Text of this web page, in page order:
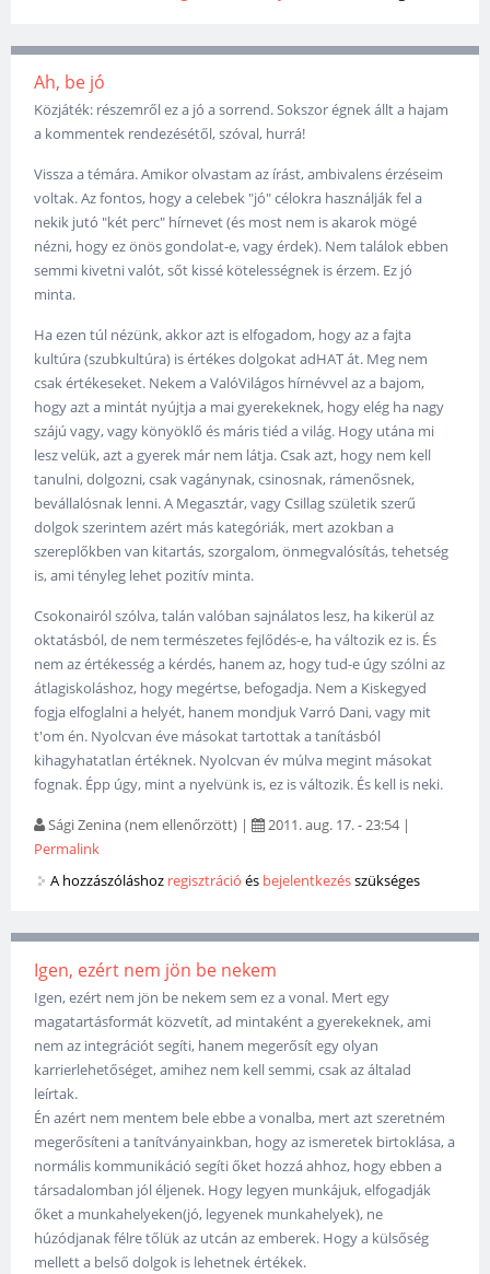
Ah, be jó
Közjáték: részemről ez a jó a sorrend. Sokszor égnek állt a hajam
a kommentek rendezésétől, szóval, hurrá!
Vissza a témára. Amikor olvastam az írást, ambivalens érzéseim
voltak. Az fontos, hogy a celebek "jó" célokra használják fel a
nekik jutó "két perc" hírnevet (és most nem is akarok mögé
nézni, hogy ez önös gondolat-e, vagy érdek). Nem találok ebben
semmi kivetni valót, sőt kissé kötelességnek is érzem. Ez jó
minta.
Ha ezen túl nézünk, akkor azt is elfogadom, hogy az a fajta
kultúra (szubkultúra) is értékes dolgokat adHAT át. Meg nem
csak értékeseket. Nekem a ValóVilágos hírnévvel az a bajom,
hogy azt a mintát nyújtja a mai gyerekeknek, hogy elég ha nagy
szájú vagy, vagy könyöklő és máris tiéd a világ. Hogy utána mi
lesz velük, azt a gyerek már nem látja. Csak azt, hogy nem kell
tanulni, dolgozni, csak vagánynak, csinosnak, rámenősnek,
bevállalósnak lenni. A Megasztár, vagy Csillag születik szerű
dolgok szerintem azért más kategóriák, mert azokban a
szereplőkben van kitartás, szorgalom, önmegvalósítás, tehetség
is, ami tényleg lehet pozitív minta.
Csokonairól szólva, talán valóban sajnálatos lesz, ha kikerül az
oktatásból, de nem természetes fejlődés-e, ha változik ez is. És
nem az értékesség a kérdés, hanem az, hogy tud-e úgy szólni az
átlagiskoláshoz, hogy megértse, befogadja. Nem a Kiskegyed
fogja elfoglalni a helyét, hanem mondjuk Varró Dani, vagy mit
t'om én. Nyolcvan éve másokat tartottak a tanításból
kihagyhatatlan értéknek. Nyolcvan év múlva megint másokat
fognak. Épp úgy, mint a nyelvünk is, ez is változik. És kell is neki.
Sági Zenina (nem ellenőrzött) | 2011. aug. 17. - 23:54|
Permalink
A hozzászóláshoz regisztráció és bejelentkezésszükséges
Igen, ezért nem jön be nekem
Igen, ezért nem jön be nekem sem ez a vonal. Mert egy
magatartásformát közvetít, ad mintaként a gyerekeknek, ami
nem az integrációt segíti, hanem megerősít egy olyan
karrierlehetőséget, amihez nem kell semmi, csak az általad
leírtak.
Én azért nem mentem bele ebbe a vonalba, mert azt szeretném
megerősíteni a tanítványainkban, hogy az ismeretek birtoklása, a
normális kommunikáció segíti őket hozzá ahhoz, hogy ebben a
társadalomban jól éljenek. Hogy legyen munkájuk, elfogadják
őket a munkahelyeken(jó, legyenek munkahelyek), ne
húzódjanak félre tőlük az utcán az emberek. Hogy a külsőség
mellett a belső dolgok is lehetnek értékek.